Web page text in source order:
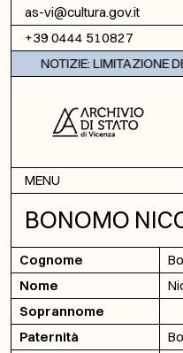
Vai al contenuto
as-vi@cultura.gov.it
+39 0444 510827
NOTIZIE: LIMITAZIONE
MENU
BONOMO
Cognome
Nome
Soprannome
Paternità